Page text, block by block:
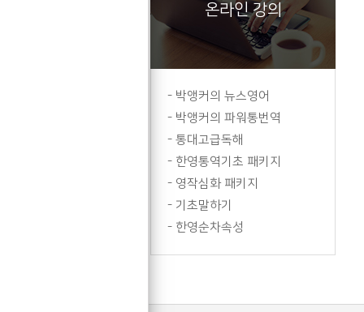
온라인 강의
- 박앵커의 뉴스영어
- 박앵커의 파워통번역
- 통대고급독해
- 한영통역기초 패키지
- 영작심화 패키지
- 기초말하기
- 한영순차속성